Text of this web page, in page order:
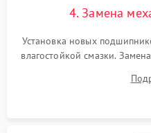
4. Замена
Установка новых
влагостойкой смазки.
или